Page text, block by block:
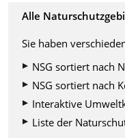
Alle
Sie haben
NSG sortiert nach
NSG sortiert nach
Interaktive
Liste der